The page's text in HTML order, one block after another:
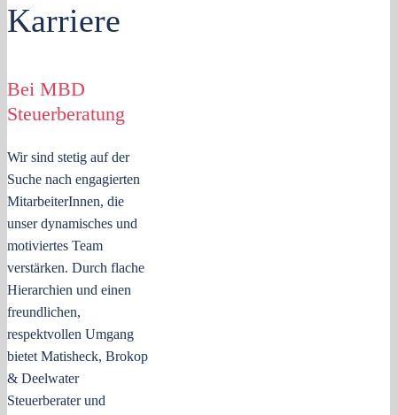
Karriere
Bei MBD
Steuerberatung
Wir sind stetig auf der
Suche nach engagierten
MitarbeiterInnen, die
unser dynamisches und
motiviertes Team
verstärken. Durch flache
Hierarchien und einen
freundlichen,
respektvollen Umgang
bietet Matisheck, Brokop
& Deelwater
Steuerberater und